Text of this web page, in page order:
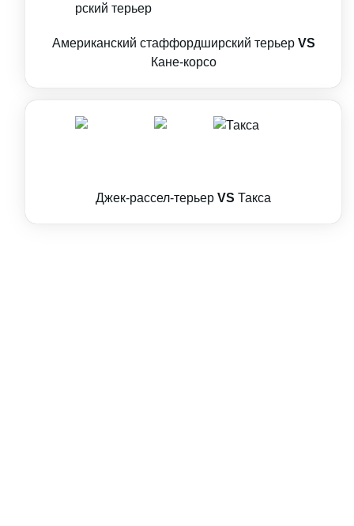
Американский стаффордширский терьер VS
Кане-корсо
Джек-рассел-терьер VS Такса